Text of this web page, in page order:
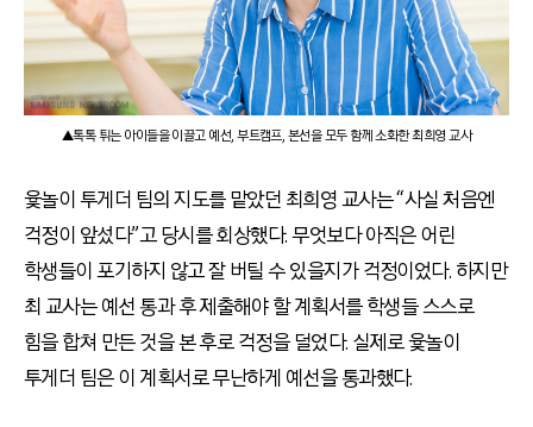
▲톡톡 튀는 아이들을 이끌고 예선, 부트캠프, 본선을 모두 함께 소화한 최희영 교사
윷놀이 투게더 팀의 지도를 맡았던 최희영 교사는 “사실 처음엔
걱정이 앞섰다”고 당시를 회상했다. 무엇보다 아직은 어린
학생들이 포기하지 않고 잘 버틸 수 있을지가 걱정이었다. 하지만
최 교사는 예선 통과 후 제출해야 할 계획서를 학생들 스스로
힘을 합쳐 만든 것을 본 후로 걱정을 덜었다. 실제로 윷놀이
투게더 팀은 이 계획서로 무난하게 예선을 통과했다.